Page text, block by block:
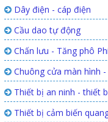
Dây điện - cáp điện
Cầu dao tự động
Chấn lưu - Tăng phô
Chuông cửa màn hình
Thiết bị an ninh - thiết
Thiết bị cảm biến